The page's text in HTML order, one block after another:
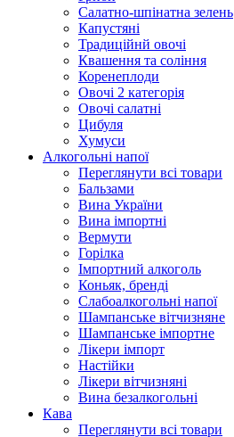
Салатно-шпінатна зелень
Капустяні
Традиційнй овочі
Квашення та соління
Корeнеплоди
Овочі 2 категорія
Овочі салатні
Цибуля
Хумуси
Алкогольні напої
Переглянути всі товари
Бальзами
Вина України
Вина імпортні
Вермути
Горілка
Імпортний алкоголь
Коньяк, бренді
Слабоалкогольні напої
Шампанське вітчизняне
Шампанське імпортне
Лікери імпорт
Настійки
Лікери вітчизняні
Вина безалкогольні
Кава
Переглянути всі товари